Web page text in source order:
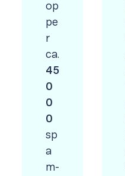
op
pe
r
ca.
45
0
0
0
sp
a
m-